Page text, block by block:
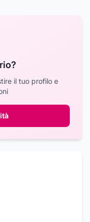
il tuo profilo e